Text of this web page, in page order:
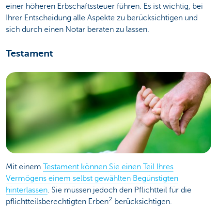
einer höheren Erbschaftssteuer führen. Es ist wichtig, bei
Ihrer Entscheidung alle Aspekte zu berücksichtigen und
sich durch einen Notar beraten zu lassen.
Testament
Mit einem
Testament können Sie einen Teil Ihres
Vermögens einem selbst gewählten Begünstigten
hinterlassen. Sie müssen jedoch den Pflichtteil für die
pflichtteilsberechtigten Erben2 berücksichtigen.